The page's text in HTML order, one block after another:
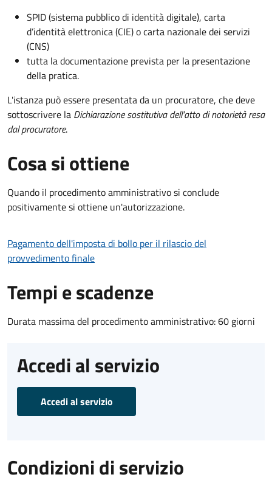
SPID (sistema pubblico di identità digitale), carta
d’identità elettronica (CIE) o carta nazionale dei servizi
(CNS)
tutta la documentazione prevista per la presentazione
della pratica.
L'istanza può essere presentata da un procuratore, che deve
sottoscrivere la Dichiarazione sostitutiva dell'atto di notorietà resa
dal procuratore.
Cosa si ottiene
Quando il procedimento amministrativo si conclude
positivamente si ottiene un'autorizzazione.
Pagamento dell'imposta di bollo per il rilascio del
provvedimento finale
Tempi e scadenze
Durata massima del procedimento amministrativo: 60 giorni
Accedi al servizio
Accedi al servizio
Condizioni di servizio